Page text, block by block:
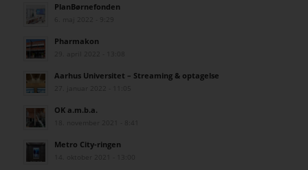
PlanBørnefonden
Pharmakon
Aarhus Universitet – Streaming & optagelse
OK a.m.b.a.
Metro City-ringen